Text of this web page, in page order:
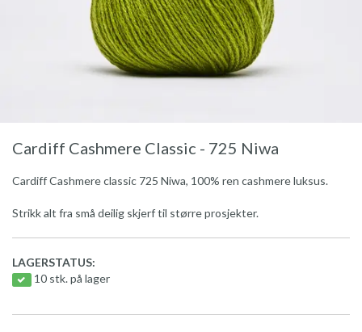
Cardiff Cashmere Classic - 725 Niwa
Cardiff Cashmere classic 725 Niwa, 100% ren cashmere luksus.
Strikk alt fra små deilig skjerf til større prosjekter.
LAGERSTATUS:
10 stk. på lager